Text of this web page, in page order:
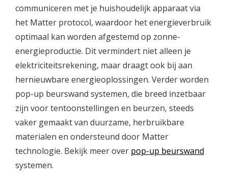
communiceren met je huishoudelijk apparaat via
het Matter protocol, waardoor het energieverbruik
optimaal kan worden afgestemd op zonne-
energieproductie. Dit vermindert niet alleen je
elektriciteitsrekening, maar draagt ook bij aan
hernieuwbare energieoplossingen. Verder worden
pop-up beurswand systemen, die breed inzetbaar
zijn voor tentoonstellingen en beurzen, steeds
vaker gemaakt van duurzame, herbruikbare
materialen en ondersteund door Matter
technologie. Bekijk meer over pop-up beurswand
systemen.